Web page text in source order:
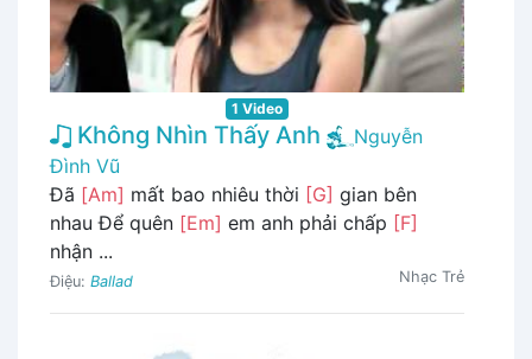
1 Video
Không Nhìn Thấy Anh
Nguyễn
Đình Vũ
Đã [Am] mất bao nhiêu thời [G] gian bên
nhau Để quên [Em] em anh phải chấp [F]
nhận ...
Điệu: Ballad Nhạc Trẻ